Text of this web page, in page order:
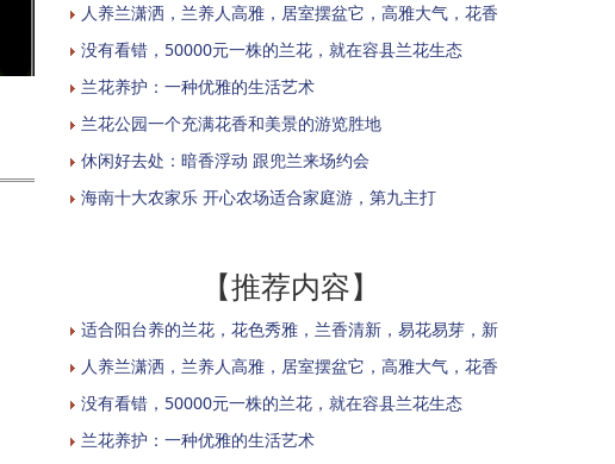
人养兰潇洒，兰养人高雅，居室摆盆它，高雅大气，花香
没有看错，50000元一株的兰花，就在容县兰花生态
兰花养护：一种优雅的生活艺术
兰花公园一个充满花香和美景的游览胜地
休闲好去处：暗香浮动 跟兜兰来场约会
海南十大农家乐 开心农场适合家庭游，第九主打
【推荐内容】
适合阳台养的兰花，花色秀雅，兰香清新，易花易芽，新
人养兰潇洒，兰养人高雅，居室摆盆它，高雅大气，花香
没有看错，50000元一株的兰花，就在容县兰花生态
兰花养护：一种优雅的生活艺术